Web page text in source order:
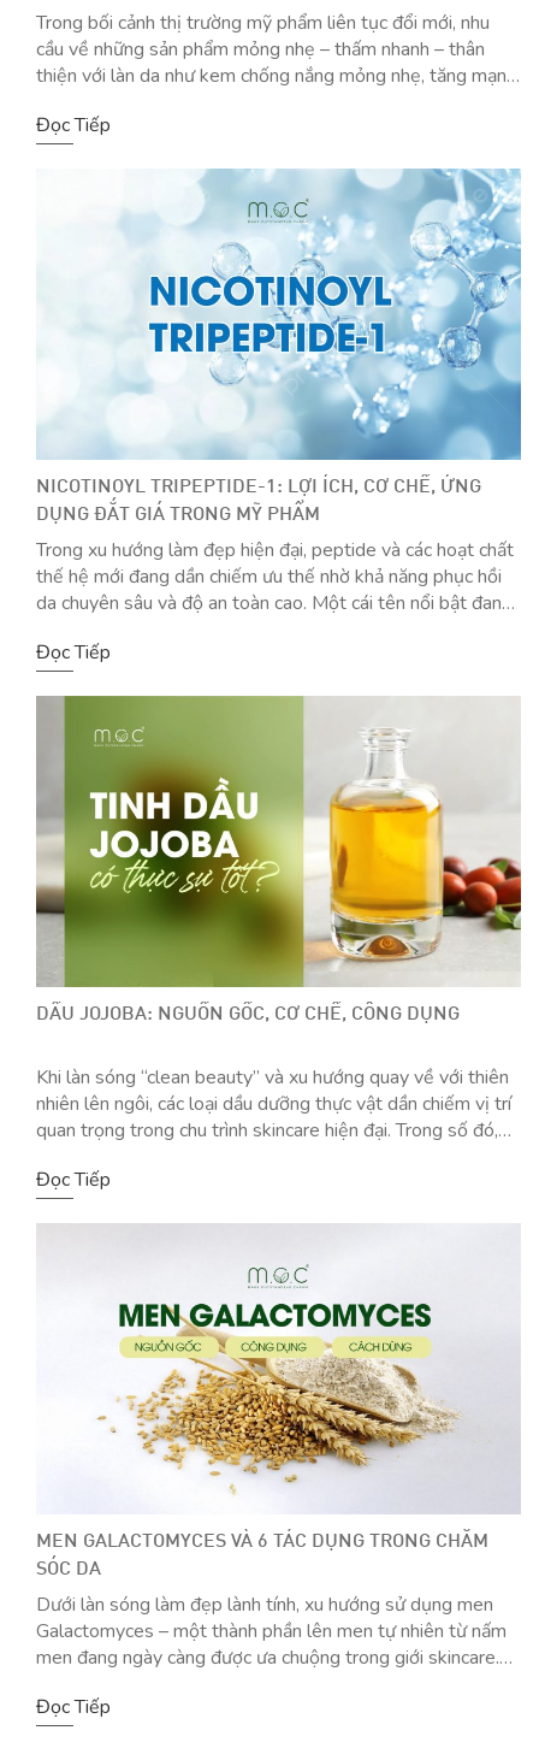
Trong bối cảnh thị trường mỹ phẩm liên tục đổi mới, nhu
cầu về những sản phẩm mỏng nhẹ – thấm nhanh – thân
thiện với làn da như kem chống nắng mỏng nhẹ, tăng mạnh
đến hiệu quả chăm sóc da mà […]
Đọc Tiếp
NICOTINOYL TRIPEPTIDE-1: LỢI ÍCH, CƠ CHẾ, ỨNG
DỤNG ĐẮT GIÁ TRONG MỸ PHẨM
Trong xu hướng làm đẹp hiện đại, peptide và các hoạt chất
thế hệ mới đang dần chiếm ưu thế nhờ khả năng phục hồi
da chuyên sâu và độ an toàn cao. Một cái tên nổi bật đang
Tripeptide-1 – sự kết hợp […]
Đọc Tiếp
DẦU JOJOBA: NGUỒN GỐC, CƠ CHẾ, CÔNG DỤNG
Khi làn sóng “clean beauty” và xu hướng quay về với thiên
nhiên lên ngôi, các loại dầu dưỡng thực vật dần chiếm vị trí
quan trọng trong chu trình skincare hiện đại. Trong số đó,
“người bạn đồng hành” lành tính, dễ […]
Đọc Tiếp
MEN GALACTOMYCES VÀ 6 TÁC DỤNG TRONG CHĂM
SÓC DA
Dưới làn sóng làm đẹp lành tính, xu hướng sử dụng men
Galactomyces – một thành phần lên men tự nhiên từ nấm
men đang ngày càng được ưa chuộng trong giới skincare.
trong, Galactomyces còn được đánh giá cao nhờ độ an […]
Đọc Tiếp